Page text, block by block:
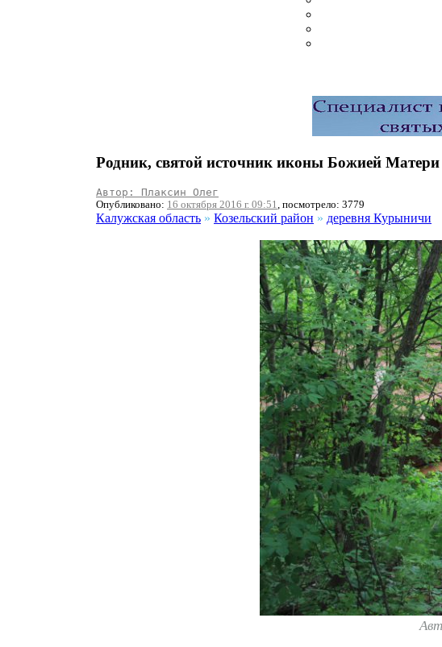
Родник, святой источник иконы Божией
Автор: Плаксин Олег
Опубликовано: 16 октября 2016 г. 09:51, посмотрело: 3779
Калужская область » Козельский район » деревня Курыничи